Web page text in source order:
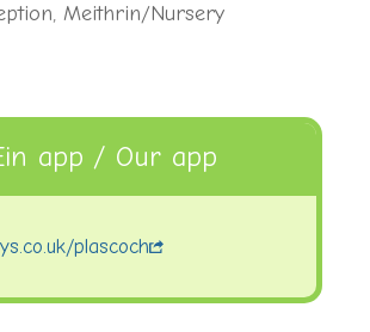
, Meithrin/Nursery
app / Our app
plascoch